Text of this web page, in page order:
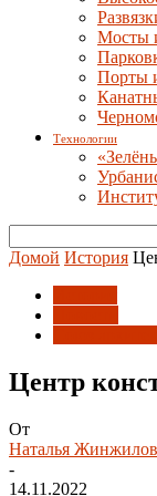
Мосты
Порты
Технологии
Домой История
Центр
От
Наталья
-
14.11.2022